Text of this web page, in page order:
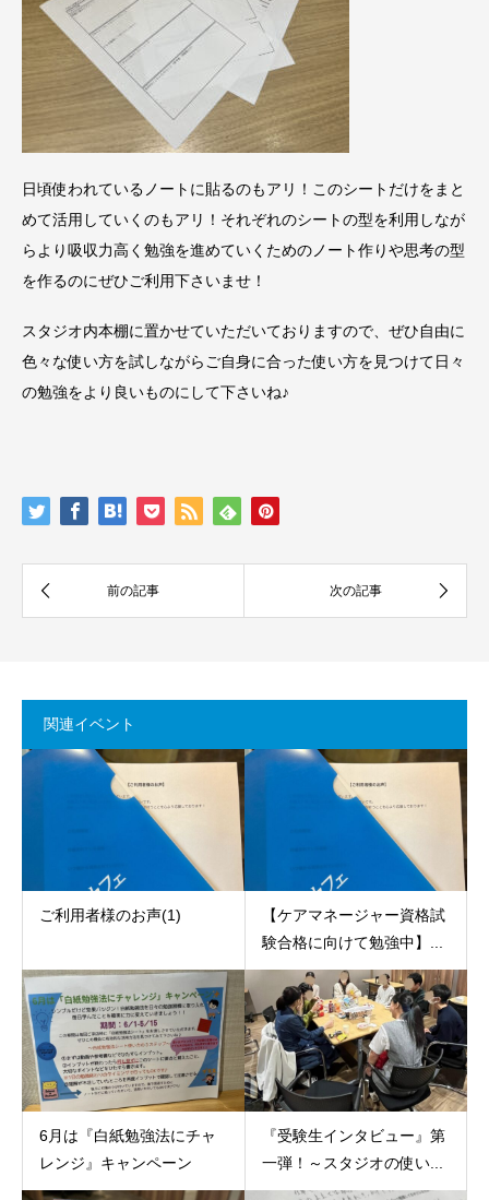
日頃使われているノートに貼るのもアリ！このシートだけをまと
めて活用していくのもアリ！それぞれのシートの型を利用しなが
らより吸収力高く勉強を進めていくためのノート作りや思考の型
を作るのにぜひご利用下さいませ！
スタジオ内本棚に置かせていただいておりますので、ぜひ自由に
色々な使い方を試しながらご自身に合った使い方を見つけて日々
の勉強をより良いものにして下さいね♪
関連イベント
ご利用者様のお声(1)
【ケアマネージャー資格試
験合格に向けて勉強中】...
6月は『白紙勉強法にチャ
レンジ』キャンペーン
『受験生インタビュー』第
一弾！～スタジオの使い...